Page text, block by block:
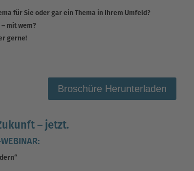
für Sie oder gar ein Thema in Ihrem Umfeld?
mit wem?
gerne!
Broschüre Herunterladen
– jetzt.